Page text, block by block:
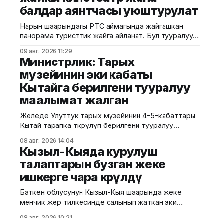
ишканаларынын, өнүктүрүү институттарынын жана
эксперттик коомчулуктун өкүлдөрү катышты.
Форумдун биринчи күнүнүн жыйынтыгында бир
катар келишимдерге кол
балдар аянтчасы уюштурулат
Нарын шаарындагы РТС аймагында жайгашкан
панорама туристтик жайга айланат. Бул тууралуу
ылайык, Нарындын мэри Жылдызбек Беккелдиев
"Сапат курулуш" ЖЧКсынын жетекчиси Валихан
Жолбулаков менен жолугушуп, алдыдагы иштерди
талкуулады. Долбоор сынак шартында жеке
ишкерге пайдаланууга берилип, аймакта жайкы
кинотеатр, сүрөт бурчу, балдар үчүн оюн аянтчасы
жана
09 авг. 2026 11:29
Министрлик: Тарых
музейинин эки кабаты
Кытайга берилгени тууралуу
маалымат жалган
Желеде Улуттук тарых музейинин 4-5-кабаттары
Кытай тарапка өткөрүлүп берилгени тууралуу
Маданият, маалымат жана жаштар саясаты
министрлиги билдирди. Министрликтин
маалыматына караганда, музейдин эч бир бөлүгү
чет өлкөлүк мекемелерге менчикке, ижарага же
туруктуу пайдаланууга берилген эмес.
Белгилегендей, “Гармония сулуулукту жаратат:
Байыркы Кытай цивилизациясынын көркөм өнөр
08 авг. 2026 14:04
Кызыл-Кыяда курулуш
талаптарын бузган жеке
ишкерге чара көрүлдү
Баткен облусунун Кызыл-Кыя шаарында жеке
менчик жер тилкесинде салынып жаткан эки